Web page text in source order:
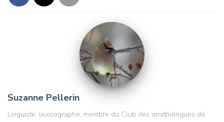
Suzanne Pellerin
Linguiste, lexicographe, membre du Club des ornithologues de